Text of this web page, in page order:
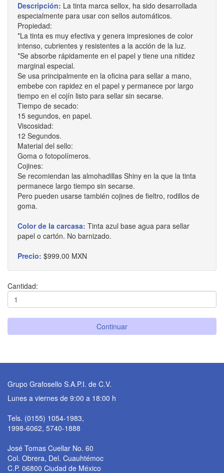
Descripción: La tinta marca sellox, ha sido desarrollada
especialmente para usar con sellos automáticos.
Propiedad:
*La tinta es muy efectiva y genera impresiones de color
intenso, cubrientes y resistentes a la acción de la luz.
*Se absorbe rápidamente en el papel y tiene una nitidez
marginal especial.
Se usa principalmente en la oficina para sellar a mano,
embebe con rapidez en el papel y permanece por largo
tiempo en el cojín listo para sellar sin secarse.
Tiempo de secado:
15 segundos, en papel.
Viscosidad:
12 Segundos.
Material del sello:
Goma o fotopolímeros.
Cojines:
Se recomiendan las almohadillas Shiny en la que la tinta
permanece largo tiempo sin secarse.
Pero pueden usarse también cojines de fieltro, rodillos de
goma.
Color de la carcasa: Tinta azul base agua para sellar
papel o cartón. No barnizado.
Precio: $999.00 MXN
Cantidad:
Continuar
Grupo Grafosello S.A.P.I. de C.V.
Lunes a viernes de 9:00 a 18:00 h
Tels. (0155) 1054-1983,
1998-6062, 5740-1888
José Tomas Cuellar No. 60
Col. Obrera, Del. Cuauhtémoc
C.P. 06800 Ciudad de México